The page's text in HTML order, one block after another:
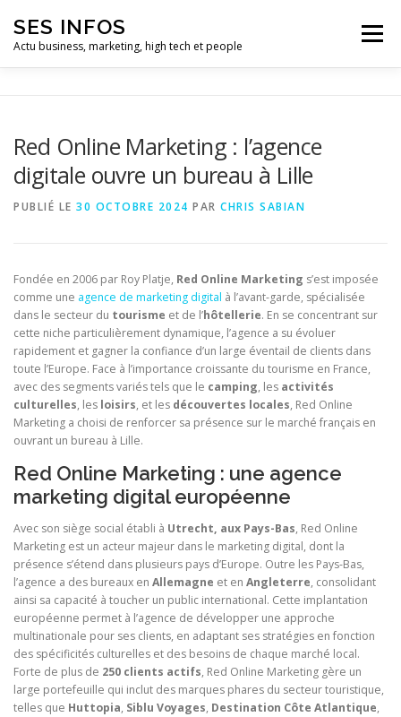
contenu
SES INFOS
Actu business, marketing, high tech et people
Menu
HIGH TECH ET INFORMATIQUE INFLUENCEURS
Red Online Marketing : l’agence
digitale ouvre un bureau à Lille
PUBLIÉ LE 30 OCTOBRE 2024 PAR CHRIS SABIAN
Fondée en 2006 par Roy Platje, Red Online Marketing s’est imposée
comme une agence de marketing digital à l’avant-garde, spécialisée
dans le secteur du tourisme et de l’hôtellerie. En se concentrant sur
cette niche particulièrement dynamique, l’agence a su évoluer
rapidement et gagner la confiance d’un large éventail de clients dans
toute l’Europe. Face à l’importance croissante du tourisme en France,
avec des segments variés tels que le camping, les activités
culturelles, les loisirs, et les découvertes locales, Red Online
Marketing a choisi de renforcer sa présence sur le marché français en
ouvrant un bureau à Lille.
Red Online Marketing : une agence
marketing digital européenne
Avec son siège social établi à Utrecht, aux Pays-Bas, Red Online
Marketing est un acteur majeur dans le marketing digital, dont la
présence s’étend dans plusieurs pays d’Europe. Outre les Pays-Bas,
l’agence a des bureaux en Allemagne et en Angleterre, consolidant
ainsi sa capacité à toucher un public international. Cette implantation
européenne permet à l’agence de développer une approche
multinationale pour ses clients, en adaptant ses stratégies en fonction
des spécificités culturelles et des besoins de chaque marché local.
Forte de plus de 250 clients actifs, Red Online Marketing gère un
large portefeuille qui inclut des marques phares du secteur touristique,
telles que Huttopia, Siblu Voyages, Destination Côte Atlantique,